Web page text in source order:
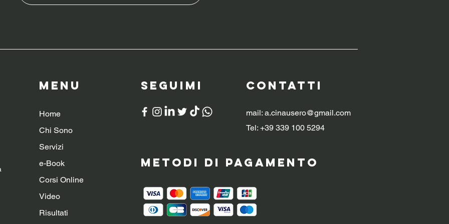
Menu
Home
Chi Sono
Servizi
e-Book
Corsi Online
Video
Risultati
SeguiMI CONTATTI
mail: a.cinausero@gmail.com
Tel: +39 339 100 5294
Metodi di pagamento